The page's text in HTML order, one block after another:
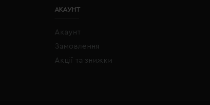
АКАУНТ
Акаунт
Замовлення
Акції та знижки